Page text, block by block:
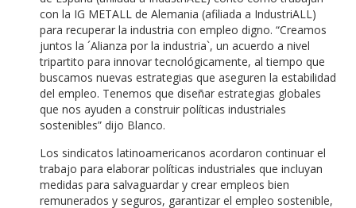
con la IG METALL de Alemania (afiliada a IndustriALL)
para recuperar la industria con empleo digno. “Creamos
juntos la ´Alianza por la industria`, un acuerdo a nivel
tripartito para innovar tecnológicamente, al tiempo que
buscamos nuevas estrategias que aseguren la estabilidad
del empleo. Tenemos que diseñar estrategias globales
que nos ayuden a construir políticas industriales
sostenibles” dijo Blanco.
Los sindicatos latinoamericanos acordaron continuar el
trabajo para elaborar políticas industriales que incluyan
medidas para salvaguardar y crear empleos bien
remunerados y seguros, garantizar el empleo sostenible,